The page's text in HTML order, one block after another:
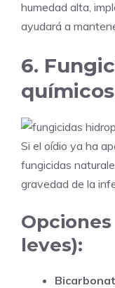
humedad alta,
ayudará a
6.
Si el oídio ya ha
fungicidas
gravedad de la
leves):